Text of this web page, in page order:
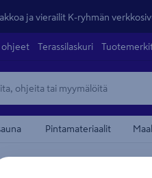
ja vierailit K-ryhmän
ohjeet Terassilaskuri
Pintamateriaalit
ja voimavirtapistokkeet